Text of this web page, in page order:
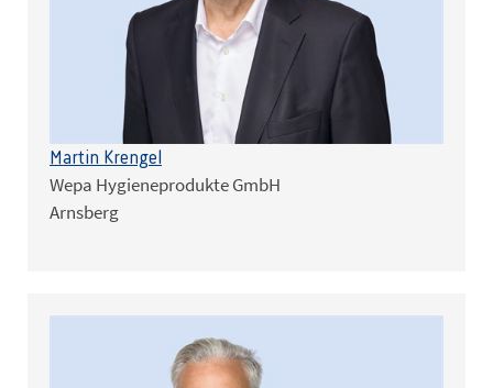
Martin Krengel
Wepa Hygieneprodukte GmbH
Arnsberg